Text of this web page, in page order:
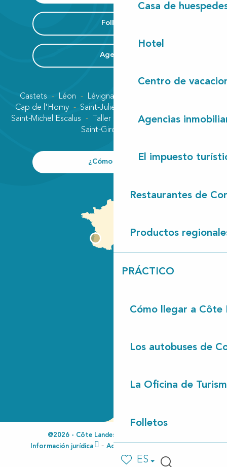
Casa de
Hotel
Centro de
Agencias
El impuesto
Restaurantes de
Productos
PRÁCTICO
Cómo llegar a Côte
Los autobuses de
La Oficina de
Folletos
ES
Folleto
Agenda
Castets Léon Lévignacq
Cap de l'Homy
Saint-Julien-en-Born
Saint-Michel Escalus
Taller
Vielle-Saint-Girons
Saint-Girons plage
¿Cómo llegar?
@2026 - Côte Landes Nature Tourisme
Información jurídica
Accesibilidad no conforme